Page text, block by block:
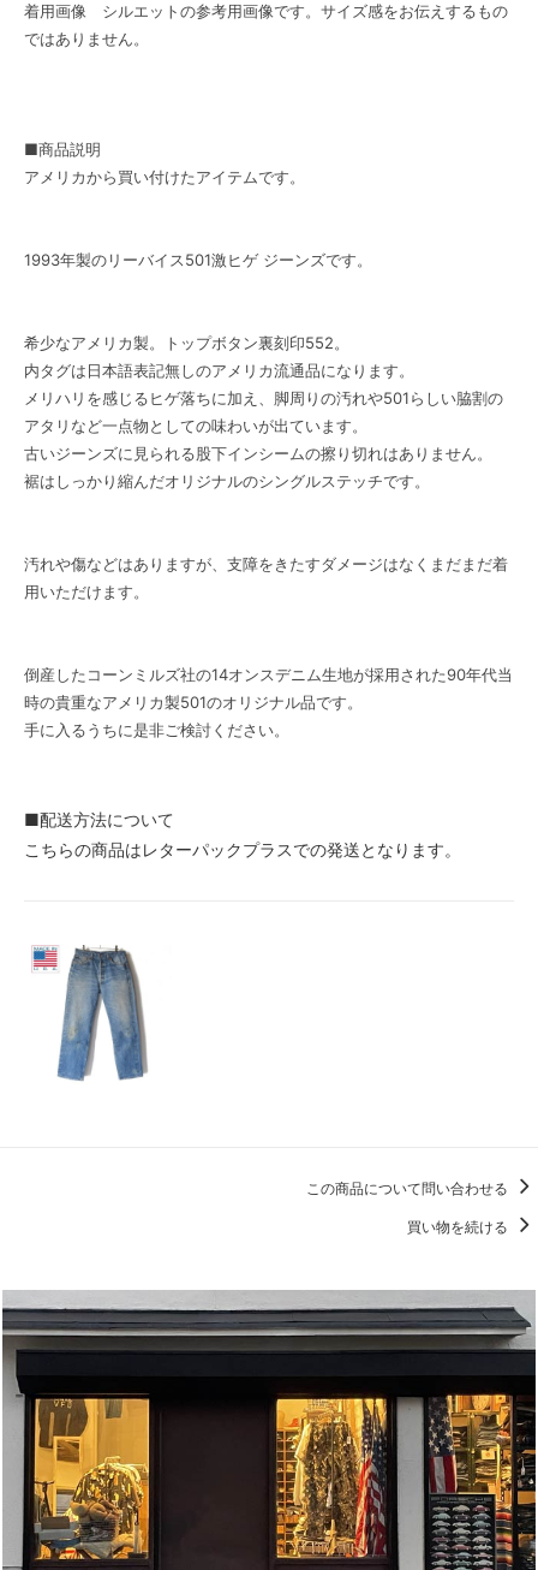
着用画像 シルエットの参考用画像です。サイズ感をお伝えするもの
ではありません。
■商品説明
アメリカから買い付けたアイテムです。
1993年製のリーバイス501激ヒゲ ジーンズです。
希少なアメリカ製。トップボタン裏刻印552。
内タグは日本語表記無しのアメリカ流通品になります。
メリハリを感じるヒゲ落ちに加え、脚周りの汚れや501らしい脇割の
アタリなど一点物としての味わいが出ています。
古いジーンズに見られる股下インシームの擦り切れはありません。
裾はしっかり縮んだオリジナルのシングルステッチです。
汚れや傷などはありますが、支障をきたすダメージはなくまだまだ着
用いただけます。
倒産したコーンミルズ社の14オンスデニム生地が採用された90年代当
時の貴重なアメリカ製501のオリジナル品です。
手に入るうちに是非ご検討ください。
■配送方法について
こちらの商品はレターパックプラスでの発送となります。
この商品について問い合わせる
買い物を続ける